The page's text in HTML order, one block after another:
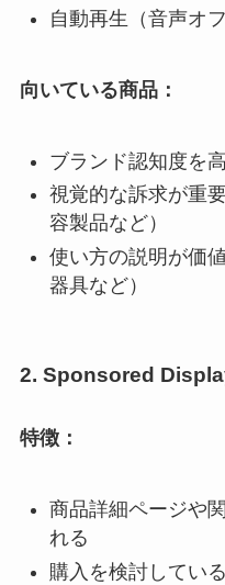
自動再生（音声オ
向いている商品：
ブランド認知度を
視覚的な訴求が重
容製品など）
使い方の説明が価
器具など）
2. Sponsored
特徴：
商品詳細ページや
れる
購入を検討してい